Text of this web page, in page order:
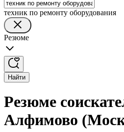
техник по ремонту оборудования
Резюме
Найти
Резюме
Алфимово